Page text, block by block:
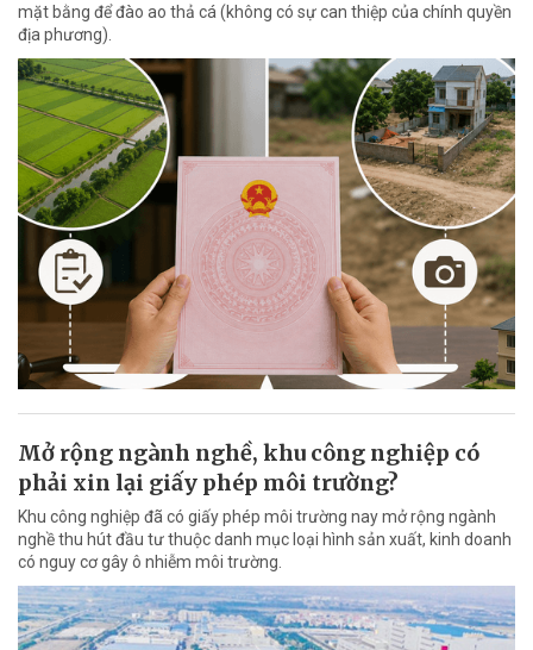
mặt bằng để đào ao thả cá (không có sự can thiệp của chính quyền
địa phương).
Mở rộng ngành nghề, khu công nghiệp có
phải xin lại giấy phép môi trường?
Khu công nghiệp đã có giấy phép môi trường nay mở rộng ngành
nghề thu hút đầu tư thuộc danh mục loại hình sản xuất, kinh doanh
có nguy cơ gây ô nhiễm môi trường.